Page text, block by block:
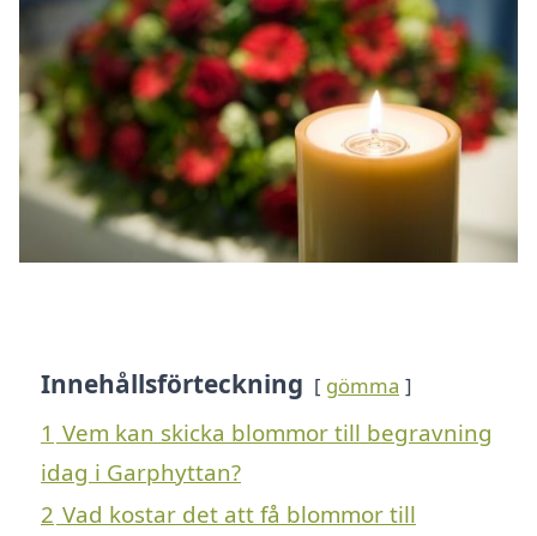
Innehållsförteckning gömma
1 Vem kan skicka blommor till begravning
idag i Garphyttan?
2 Vad kostar det att få blommor till